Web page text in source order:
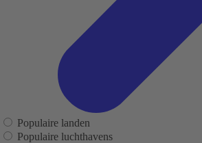
Populaire landen
Populaire luchthavens